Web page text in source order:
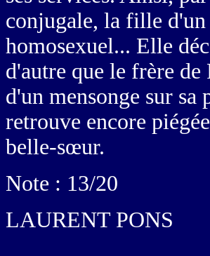
conjugale, la fille d'un
homosexuel... Elle
d'autre que le frère
d'un mensonge sur
retrouve encore
belle-sœur.
Note : 13/20
LAURENT PONS